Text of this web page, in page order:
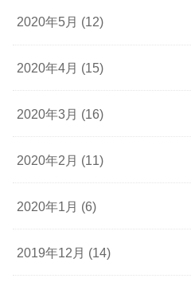
2020年5月 (12)
2020年4月 (15)
2020年3月 (16)
2020年2月 (11)
2020年1月 (6)
2019年12月 (14)